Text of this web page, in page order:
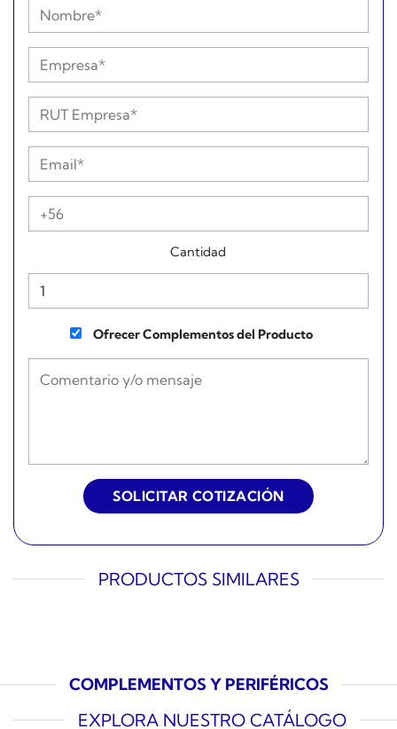
Cantidad
Ofrecer Complementos del Producto
PRODUCTOS SIMILARES
COMPLEMENTOS Y PERIFÉRICOS
EXPLORA NUESTRO CATÁLOGO